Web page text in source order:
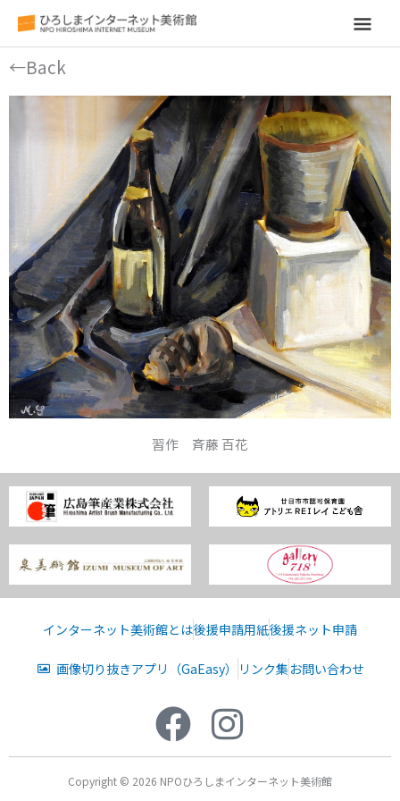
メ
ン
メ
ニ
ュ
ー
←Back
習作 斉藤 百花
インターネット美術館とは後援申請用紙後援ネット申請
画像切り抜きアプリ（GaEasy） リンク集 お問い合わせ
Copyright © 2026 NPOひろしまインターネット美術館